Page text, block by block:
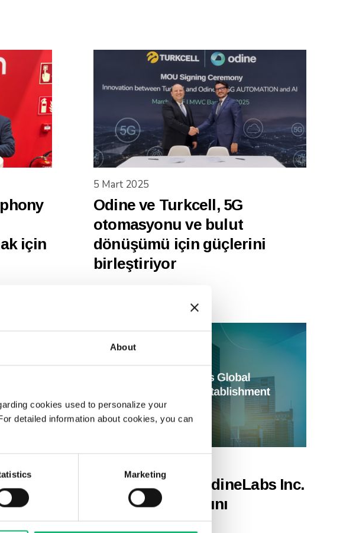
About
cookies used to personalize your
detailed information about cookies, you can
Marketing
için
5 Mart 2025
Odine ve Turkcell, 5G
otomasyonu ve bulut
dönüşümü için güçlerini
birleştiriyor
Odine, ABD’de OdineLabs Inc.
ile küresel varlığını
güçlendiriyor